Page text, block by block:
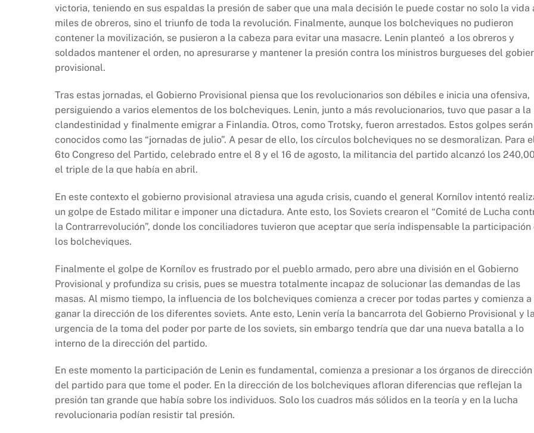
victoria, teniendo en sus espaldas la presión de saber que una mala decisión le puede costar no solo la vida
miles de obreros, sino el triunfo de toda la revolución. Finalmente, aunque los bolcheviques no pudieron
contener la movilización, se pusieron a la cabeza para evitar una masacre. Lenin planteó a los obreros y
soldados mantener el orden, no apresurarse y mantener la presión contra los ministros burgueses del
provisional.
Tras estas jornadas, el Gobierno Provisional piensa que los revolucionarios son débiles e inicia una ofensiva,
persiguiendo a varios elementos de los bolcheviques. Lenin, junto a más revolucionarios, tuvo que pasar a la
clandestinidad y finalmente emigrar a Finlandia. Otros, como Trotsky, fueron arrestados. Estos golpes serán
conocidos como las “jornadas de julio”. A pesar de ello, los círculos bolcheviques no se desmoralizan. Para
6to Congreso del Partido, celebrado entre el 8 y el 16 de agosto, la militancia del partido alcanzó los
el triple de la que había en abril.
En este contexto el gobierno provisional atraviesa una aguda crisis, cuando el general Kornílov intentó
un golpe de Estado militar e imponer una dictadura. Ante esto, los Soviets crearon el “Comité de Lucha
la Contrarrevolución”, donde los conciliadores tuvieron que aceptar que sería indispensable la participación
los bolcheviques.
Finalmente el golpe de Kornílov es frustrado por el pueblo armado, pero abre una división en el Gobierno
Provisional y profundiza su crisis, pues se muestra totalmente incapaz de solucionar las demandas de las
masas. Al mismo tiempo, la influencia de los bolcheviques comienza a crecer por todas partes y comienza a
ganar la dirección de los diferentes soviets. Ante esto, Lenin vería la bancarrota del Gobierno Provisional y la
urgencia de la toma del poder por parte de los soviets, sin embargo tendría que dar una nueva batalla a lo
interno de la dirección del partido.
En este momento la participación de Lenin es fundamental, comienza a presionar a los órganos de dirección
del partido para que tome el poder. En la dirección de los bolcheviques afloran diferencias que reflejan la
presión tan grande que había sobre los individuos. Solo los cuadros más sólidos en la teoría y en la lucha
revolucionaria podían resistir tal presión.